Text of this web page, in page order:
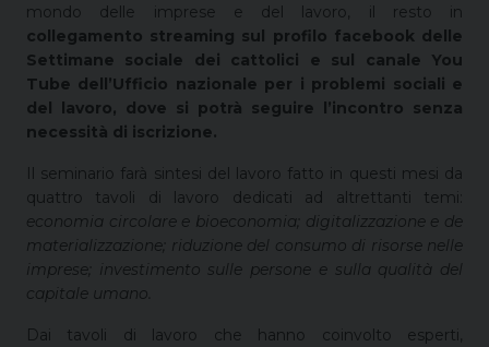
mondo delle imprese e del lavoro, il resto in
collegamento streaming sul profilo facebook delle
Settimane sociale dei cattolici e sul canale You
Tube dell’Ufficio nazionale per i problemi sociali e
del lavoro, dove si potrà seguire l’incontro senza
necessità di iscrizione.
Il seminario farà sintesi del lavoro fatto in questi mesi da
quattro tavoli di lavoro dedicati ad altrettanti temi:
economia circolare e bioeconomia; digitalizzazione e de
materializzazione; riduzione del consumo di risorse nelle
imprese; investimento sulle persone e sulla qualità del
capitale umano.
Dai tavoli di lavoro che hanno coinvolto esperti,